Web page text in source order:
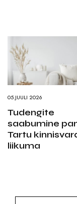
05.JUULI 2026
Tudengite
saabumine
Tartu
liikuma